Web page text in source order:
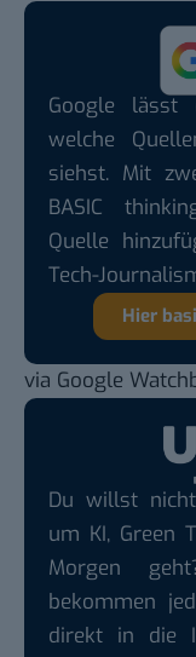
Google lässt
welche
siehst. Mit
BASIC
Quelle
Tech-
Hier
via Google
Du willst
um KI, Green
Morgen
bekommen
direkt in die